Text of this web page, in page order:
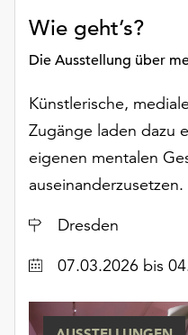
die
Schaltfläche
„Cookie-
zur
Verfügung.
Funktionale
Cookies
werden
ohne
Einverständnis
ausgeführt.
Wie geht’s?
Die Ausstellung über
Künstlerische,
Zugänge laden dazu
eigenen mentalen
auseinanderzusetzen.
Ort
Dresden
Datum07.03.2026 bis